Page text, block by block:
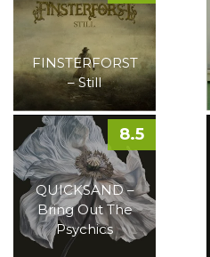
FINSTERFORST
– Still
QUICKSAND –
Bring Out The
Psychics
8.5